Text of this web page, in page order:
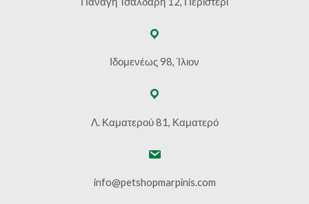
Ιδομενέως 98, Ίλιον
Λ. Καματερού 81, Καματερό
info@petshopmarpinis.com